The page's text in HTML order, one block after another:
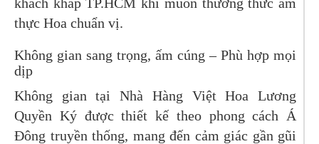
thực Hoa chuẩn vị.
Không gian sang trọng, ấm cúng – Phù hợp mọi
dịp
Không gian tại Nhà Hàng Việt Hoa Lương
Quyền Ký được thiết kế theo phong cách Á
Đông truyền thống, mang đến cảm giác gần gũi